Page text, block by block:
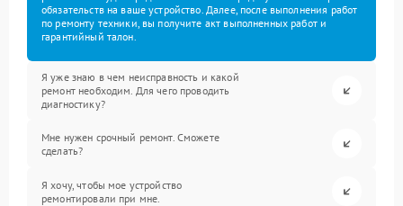
обязательств на ваше устройство. Далее, после выполнения работ
по ремонту техники, вы получите акт выполненных работ и
гарантийный талон.
Я уже знаю в чем неисправность и какой
ремонт необходим. Для чего проводить
диагностику?
Мне нужен срочный ремонт. Сможете
сделать?
Я хочу, чтобы мое устройство
ремонтировали при мне.